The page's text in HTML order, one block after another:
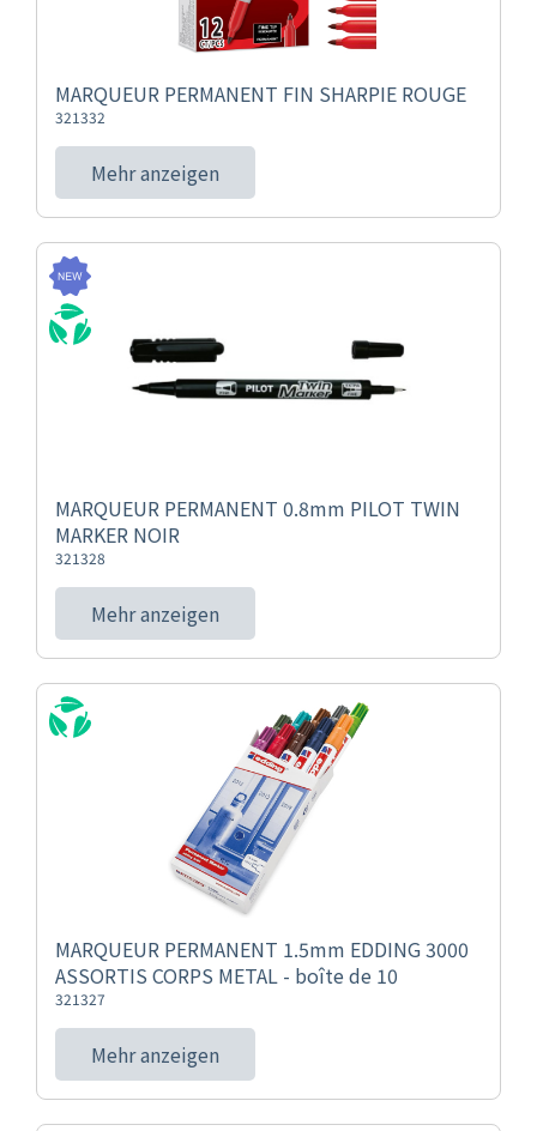
MARQUEUR PERMANENT FIN SHARPIE ROUGE
321332
Mehr anzeigen
MARQUEUR PERMANENT 0.8mm PILOT TWIN
MARKER NOIR
321328
Mehr anzeigen
MARQUEUR PERMANENT 1.5mm EDDING 3000
ASSORTIS CORPS METAL - boîte de 10
321327
Mehr anzeigen